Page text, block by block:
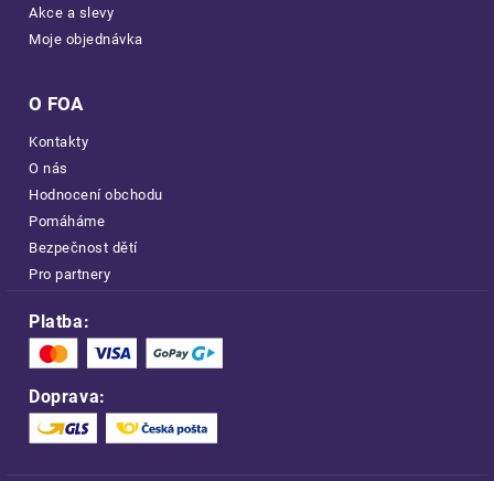
Akce a slevy
Moje objednávka
O FOA
Kontakty
O nás
Hodnocení obchodu
Pomáháme
Bezpečnost dětí
Pro partnery
Platba:
Doprava: